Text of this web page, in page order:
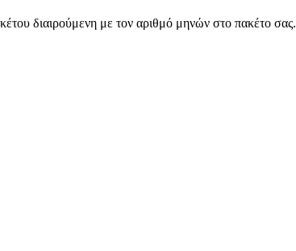
διαιρούμενη με τον αριθμό μηνών στο πακέτο σας.